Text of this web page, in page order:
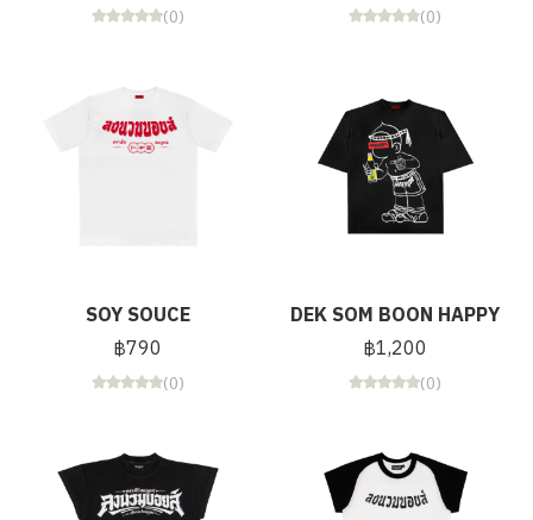
(0) (0)
SOY SOUCE
฿790
(0)
DEK SOM BOON HAPPY
฿1,200
(0)